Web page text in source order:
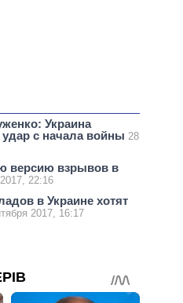
Украина
с начала войны 28
версию взрывов в
22:16
в Украине хотят
2017, 16:17